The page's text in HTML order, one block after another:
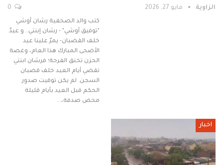
الزاوية مايو 27, 2026
كتب والد الصحفية رشان أوشي
"توفيق أوشي" - رشان إبنتي.. و عيدٌ
خلف القضبان- يمرّ علينا عيد
الأضحى المبارك هذا العام، وغصة
الحزن تخنق الفرحة؛ فرشان ابنتي
تقضي أيام العيد خلف قضبان
السجن. لم يكن توقيت صدور
الحكم قبل العيد بأيام قليلة
محض صدفة،…
اخبار